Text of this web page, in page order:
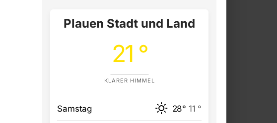
Plauen Stadt und Land
21 °
KLARER HIMMEL
Samstag 28° 11 °